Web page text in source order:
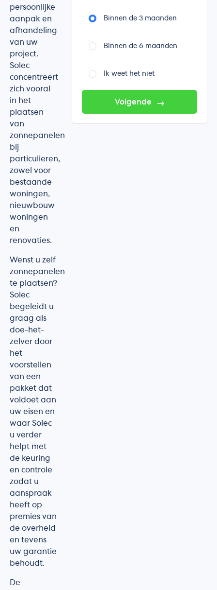
persoonlijke
aanpak en
afhandeling
van uw
project.
Solec
concentreert
zich vooral
in het
plaatsen
van
zonnepanelen
bij
particulieren,
zowel voor
bestaande
woningen,
nieuwbouw
woningen
en
renovaties.
Wenst u zelf
zonnepanelen
te plaatsen?
Solec
begeleidt u
graag als
doe-het-
zelver door
het
voorstellen
van een
pakket dat
voldoet aan
uw eisen en
waar Solec
u verder
helpt met
de keuring
en controle
zodat u
aanspraak
heeft op
premies van
de overheid
en tevens
uw garantie
behoudt.
De
Binnen de 3 maanden
Binnen de 6 maanden
Ik weet het niet
Volgende